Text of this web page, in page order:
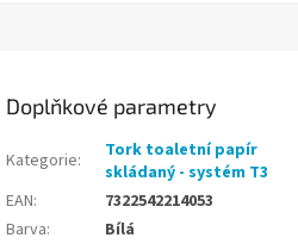
Doplňkové parametry
Kategorie:
Tork toaletní papír
skládaný - systém T3
EAN:
7322542214053
Barva:
Bílá